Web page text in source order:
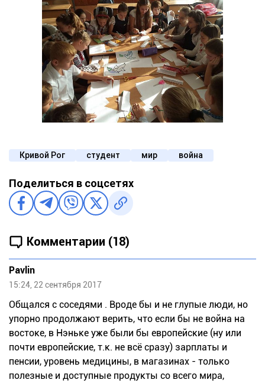
Кривой Рог студент мир война
Поделиться в соцсетях
Комментарии (18)
Pavlin
15:24, 22 сентября 2017
Общался с соседями . Вроде бы и не глупые люди, но
упорно продолжают верить, что если бы не война на
востоке, в Нэньке уже были бы европейские (ну или
почти европейские, т.к. не всё сразу) зарплаты и
пенсии, уровень медицины, в магазинах - только
полезные и доступные продукты со всего мира,